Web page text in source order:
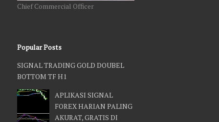
Chief Commercial Officer
Popular Posts
SIGNAL TRADING GOLD DOUBEL
BOTTOM TF H1
APLIKASI SIGNAL
FOREX HARIAN PALING
AKURAT, GRATIS DI